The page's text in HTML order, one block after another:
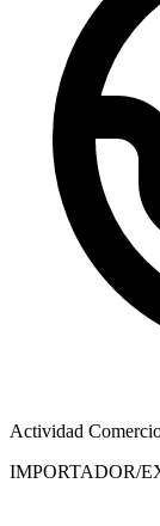
Actividad
IMPORTADOR/